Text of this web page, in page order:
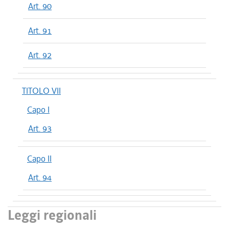
Art. 90
Art. 91
Art. 92
TITOLO VII
Capo I
Art. 93
Capo II
Art. 94
Leggi regionali